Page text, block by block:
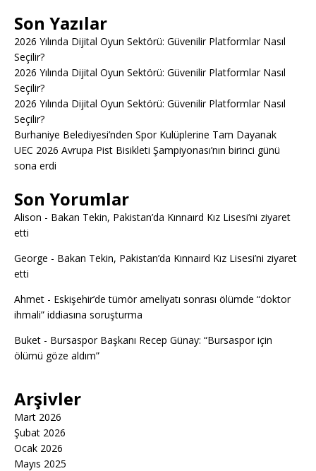
Son Yazılar
2026 Yılında Dijital Oyun Sektörü: Güvenilir Platformlar Nasıl
Seçilir?
2026 Yılında Dijital Oyun Sektörü: Güvenilir Platformlar Nasıl
Seçilir?
2026 Yılında Dijital Oyun Sektörü: Güvenilir Platformlar Nasıl
Seçilir?
Burhaniye Belediyesi’nden Spor Kulüplerine Tam Dayanak
UEC 2026 Avrupa Pist Bisikleti Şampiyonası’nın birinci günü
sona erdi
Son Yorumlar
Alison - Bakan Tekin, Pakistan’da Kınnaırd Kız Lisesi’ni ziyaret
etti
George - Bakan Tekin, Pakistan’da Kınnaırd Kız Lisesi’ni ziyaret
etti
Ahmet - Eskişehir’de tümör ameliyatı sonrası ölümde “doktor
ihmali” iddiasına soruşturma
Buket - Bursaspor Başkanı Recep Günay: “Bursaspor için
ölümü göze aldım”
Arşivler
Mart 2026
Şubat 2026
Ocak 2026
Mayıs 2025